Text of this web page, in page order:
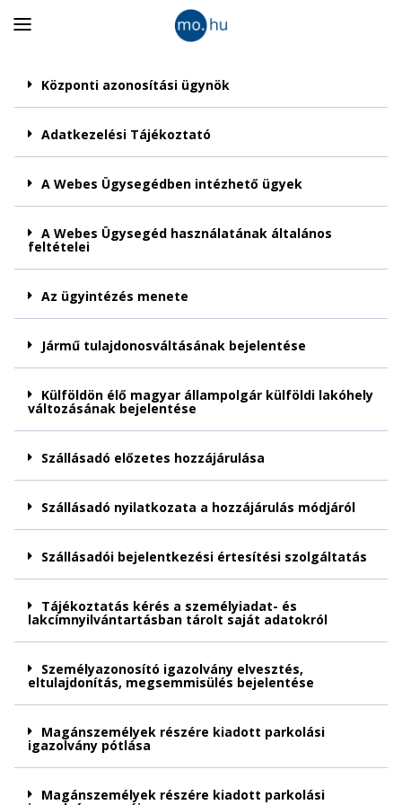
Panel
nyitása
Központi azonosítási ügynök
Adatkezelési Tájékoztató
A Webes Ügysegédben intézhető ügyek
A Webes Ügysegéd használatának általános
feltételei
Az ügyintézés menete
Jármű tulajdonosváltásának bejelentése
Külföldön élő magyar állampolgár külföldi lakóhely
változásának bejelentése
Szállásadó előzetes hozzájárulása
Szállásadó nyilatkozata a hozzájárulás módjáról
Szállásadói bejelentkezési értesítési szolgáltatás
Tájékoztatás kérés a személyiadat- és
lakcímnyilvántartásban tárolt saját adatokról
Személyazonosító igazolvány elvesztés,
eltulajdonítás, megsemmisülés bejelentése
Magánszemélyek részére kiadott parkolási
igazolvány pótlása
Magánszemélyek részére kiadott parkolási